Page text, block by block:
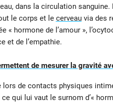
dans la circulation
le corps et le cerveauvia des
« hormone de l’amour »,
et de l’empathie.
de mesurer la gravité
lors de contacts physiques
qui lui vaut le surnom d’«